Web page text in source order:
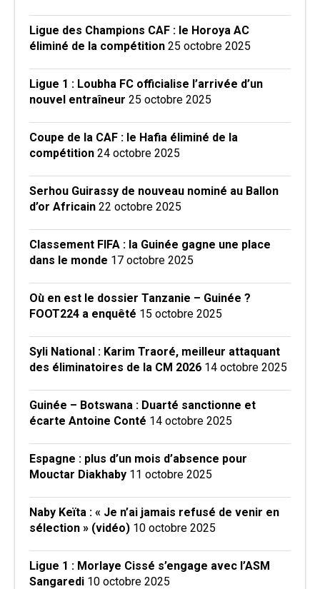
Ligue des Champions CAF : le Horoya AC
éliminé de la compétition 25 octobre 2025
Ligue 1 : Loubha FC officialise l’arrivée d’un
nouvel entraîneur 25 octobre 2025
Coupe de la CAF : le Hafia éliminé de la
compétition 24 octobre 2025
Serhou Guirassy de nouveau nominé au Ballon
d’or Africain 22 octobre 2025
Classement FIFA : la Guinée gagne une place
dans le monde 17 octobre 2025
Où en est le dossier Tanzanie – Guinée ?
FOOT224 a enquêté 15 octobre 2025
Syli National : Karim Traoré, meilleur attaquant
des éliminatoires de la CM 2026 14 octobre 2025
Guinée – Botswana : Duarté sanctionne et
écarte Antoine Conté 14 octobre 2025
Espagne : plus d’un mois d’absence pour
Mouctar Diakhaby 11 octobre 2025
Naby Keïta : « Je n’ai jamais refusé de venir en
sélection » (vidéo) 10 octobre 2025
Ligue 1 : Morlaye Cissé s’engage avec l’ASM
Sangaredi 10 octobre 2025